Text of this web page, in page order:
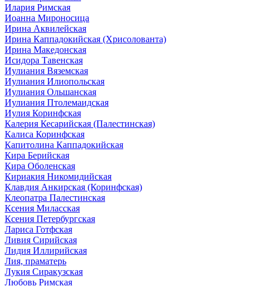
Илария Римская
Иоанна Мироносица
Ирина Аквилейская
Ирина Каппадокийская (Хрисолованта)
Ирина Македонская
Исидора Тавенская
Иулиания Вяземская
Иулиания Илиопольская
Иулиания Ольшанская
Иулиания Птолемаидская
Иулия Коринфская
Калерия Кесарийская (Палестинская)
Калиса Коринфская
Капитолина Каппадокийская
Кира Берийская
Кира Оболенская
Кириакия Никомидийская
Клавдия Анкирская (Коринфская)
Клеопатра Палестинская
Ксения Миласская
Ксения Петербургская
Лариса Готфская
Ливия Сирийская
Лидия Иллирийская
Лия, праматерь
Лукия Сиракузская
Любовь Римская